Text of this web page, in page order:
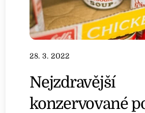
28. 3. 2022
Nejzdravější
konzervované